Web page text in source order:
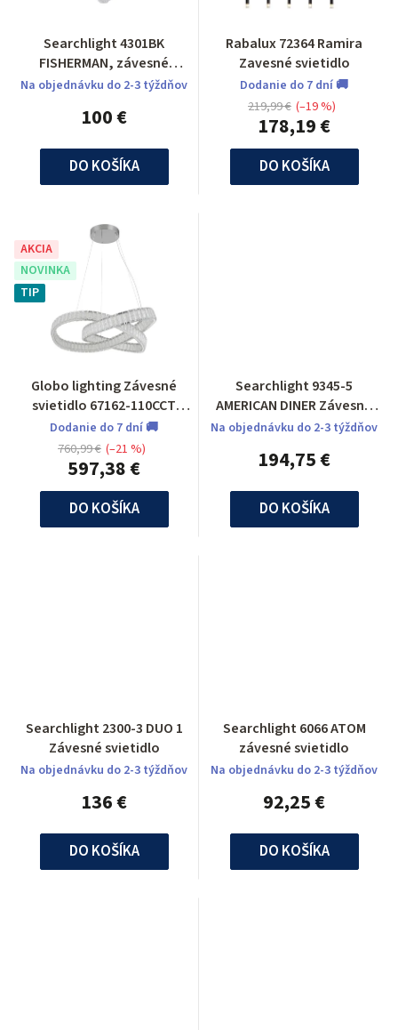
Searchlight 4301BK
FISHERMAN, závesné
svietidlo
Na objednávku do 2-3 týždňov
100 €
DO KOŠÍKA
Rabalux 72364 Ramira
Zavesné svietidlo
Dodanie do 7 dní 🚚
178,19 €
219,99 € (–19 %)
DO KOŠÍKA
AKCIA
NOVINKA
TIP
Globo lighting Závesné
svietidlo 67162-110CCT
Mucky
Dodanie do 7 dní 🚚
597,38 €
760,99 € (–21 %)
DO KOŠÍKA
Searchlight 9345-5
AMERICAN DINER Závesné
svietidlo
Na objednávku do 2-3 týždňov
194,75 €
DO KOŠÍKA
Searchlight 2300-3 DUO 1
Závesné svietidlo
Na objednávku do 2-3 týždňov
136 €
DO KOŠÍKA
Searchlight 6066 ATOM
závesné svietidlo
Na objednávku do 2-3 týždňov
92,25 €
DO KOŠÍKA